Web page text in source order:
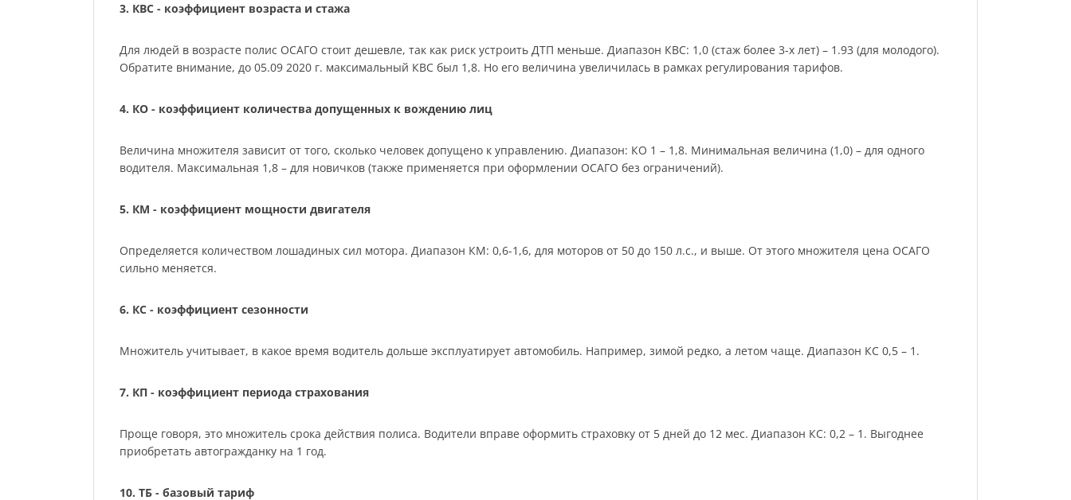
3. КВС - коэффициент возраста и стажа
Для людей в возрасте полис ОСАГО стоит дешевле, так как риск устроить ДТП меньше. Диапазон КВС: 1,0 (стаж более 3-х лет) – 1.93 (для молодого).
Обратите внимание, до 05.09 2020 г. максимальный КВС был 1,8. Но его величина увеличилась в рамках регулирования тарифов.
4. КО - коэффициент количества допущенных к вождению лиц
Величина множителя зависит от того, сколько человек допущено к управлению. Диапазон: КО 1 – 1,8. Минимальная величина (1,0) – для одного
водителя. Максимальная 1,8 – для новичков (также применяется при оформлении ОСАГО без ограничений).
5. КМ - коэффициент мощности двигателя
Определяется количеством лошадиных сил мотора. Диапазон КМ: 0,6-1,6, для моторов от 50 до 150 л.с., и выше. От этого множителя цена ОСАГО
сильно меняется.
6. КС - коэффициент сезонности
Множитель учитывает, в какое время водитель дольше эксплуатирует автомобиль. Например, зимой редко, а летом чаще. Диапазон КС 0,5 – 1.
7. КП - коэффициент периода страхования
Проще говоря, это множитель срока действия полиса. Водители вправе оформить страховку от 5 дней до 12 мес. Диапазон КС: 0,2 – 1. Выгоднее
приобретать автогражданку на 1 год.
10. ТБ - базовый тариф